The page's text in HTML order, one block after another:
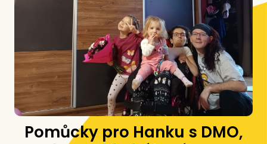
Pomůcky pro Hanku s DMO,